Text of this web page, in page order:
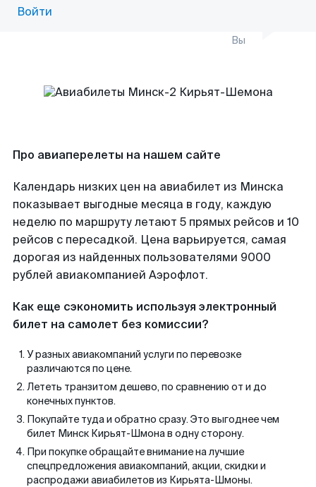
Войти
Вы
Про авиаперелеты на нашем сайте
Календарь низких цен на авиабилет из Минска
показывает выгодные месяца в году, каждую
неделю по маршруту летают 5 прямых рейсов и 10
рейсов с пересадкой. Цена варьируется, самая
дорогая из найденных пользователями 9000
рублей авиакомпанией Аэрофлот.
Как еще сэкономить используя электронный
билет на самолет без комиссии?
У разных авиакомпаний услуги по перевозке
различаются по цене.
Лететь транзитом дешево, по сравнению от и до
конечных пунктов.
Покупайте туда и обратно сразу. Это выгоднее чем
билет Минск Кирьят-Шмона в одну сторону.
При покупке обращайте внимание на лучшие
спецпредложения авиакомпаний, акции, скидки и
распродажи авиабилетов из Кирьята-Шмоны.